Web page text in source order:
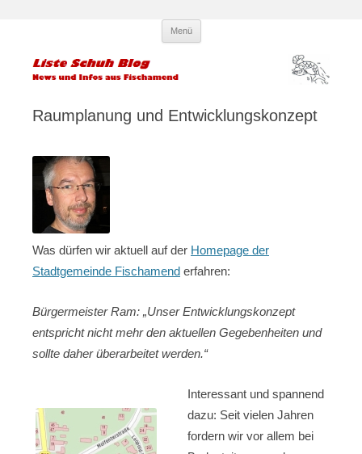
Liste Schuh Blog – KPÖ
Fischamend – Kommunisten und
Parteilose
Infos und News aus Fischamend
Menü
Raumplanung und Entwicklungskonzept
Was dürfen wir aktuell auf der Homepage der
Stadtgemeinde Fischamend erfahren:
Bürgermeister Ram: „Unser Entwicklungskonzept
entspricht nicht mehr den aktuellen Gegebenheiten und
sollte daher überarbeitet werden.“
Interessant und spannend
dazu: Seit vielen Jahren
fordern wir vor allem bei